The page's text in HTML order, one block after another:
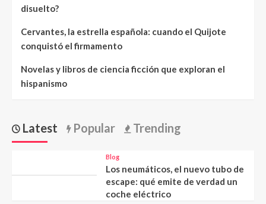
disuelto?
Cervantes, la estrella española: cuando el Quijote
conquistó el firmamento
Novelas y libros de ciencia ficción que exploran el
hispanismo
Latest Popular Trending
Blog
Los neumáticos, el nuevo tubo de
escape: qué emite de verdad un
coche eléctrico